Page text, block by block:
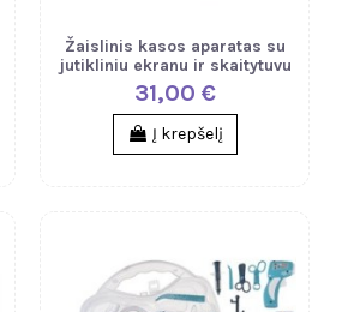
Žaislinis kasos aparatas su
jutikliniu ekranu ir skaitytuvu
31,00 €
Į krepšelį